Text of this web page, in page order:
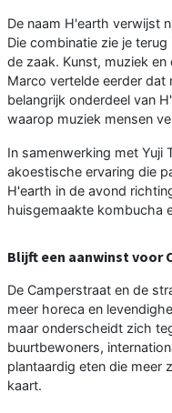
De naam H'earth verwijst
Die combinatie zie je
de zaak. Kunst, muziek
Marco vertelde eerder dat
belangrijk onderdeel van
waarop muziek mensen
In samenwerking met Yuji
akoestische ervaring die
H'earth in de avond
huisgemaakte kombucha
Blijft een aanwinst voor
De Camperstraat en de
meer horeca en
maar onderscheidt zich
buurtbewoners,
plantaardig eten die meer
kaart.